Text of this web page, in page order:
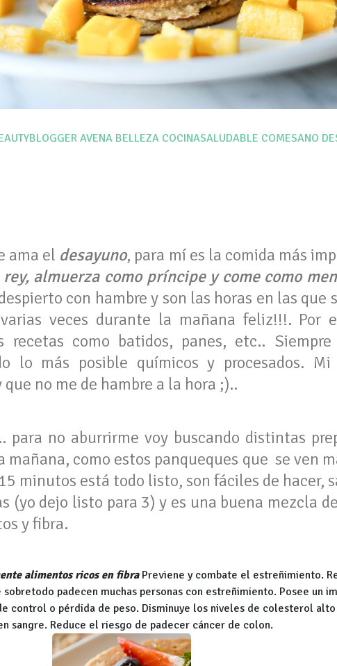
AVENA BELLEZA COCINASALUDABLE COMESANO
ama el desayuno, para mí es la comida más
rey, almuerza como príncipe y come como
con hambre y son las horas en las que
veces durante la mañana feliz!!!. Por
recetas como batidos, panes, etc..
lo más posible químicos y procesados.
no me de hambre a la hora ;)..
para no aburrirme voy buscando distintas
mañana, como estos panqueques que se ven
minutos está todo listo, son fáciles de hacer,
(yo dejo listo para 3) y es una buena mezcla
y fibra.
alimentos ricos en fibraPreviene y combate el estreñimiento.
padecen muchas personas con estreñimiento. Posee un
control o pérdida de peso. Disminuye los niveles de colesterol alto
sangre. Reduce el riesgo de padecer cáncer de colon.